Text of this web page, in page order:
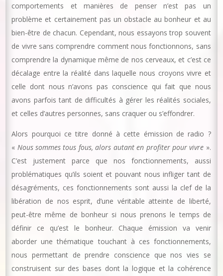
comportements et manières de penser n’est pas un
problème et certainement pas un obstacle au bonheur et au
bien-être de chacun. Cependant, nous essayons trop souvent
de vivre sans comprendre comment nous fonctionnons, sans
comprendre la dynamique même de nos cerveaux, et c’est ce
décalage entre la réalité dans laquelle nous croyons vivre et
celle dont nous n’avons pas conscience qui fait que nous
avons parfois tant de difficultés à gérer les réalités sociales,
et celles d’autres personnes, sans craquer ou s’effondrer.
Alors pourquoi ce titre donné à cette émission de radio ?
« Nous sommes tous fous, alors autant en profiter pour vivre ».
C’est justement parce que nos fonctionnements, aussi
problématiques qu’ils soient et pouvant nous infliger tant de
désagréments, ces fonctionnements sont aussi la clef de la
libération de nos esprit, d’une véritable atteinte de liberté,
peut-être même de bonheur si nous prenons le temps de
définir ce qu’est le bonheur. Chaque émission va venir
aborder une thématique touchant à ces fonctionnements,
nous permettant de prendre conscience que nos vies se
construisent sur des bases dont la logique et la cohérence